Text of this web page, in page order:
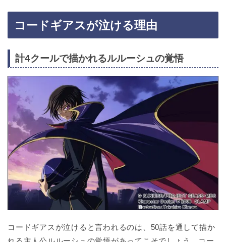
コードギアスが泣ける理由
計4クールで描かれるルルーシュの覚悟
コードギアスが泣けると言われるのは、50話を通して描か